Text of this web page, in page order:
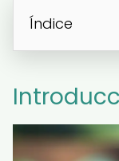
Índice